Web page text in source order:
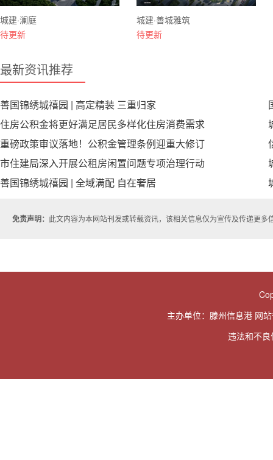
城建·澜庭
待更新
城建·善城雅筑
待更新
最新资讯推荐
善国锦绣城禧园 | 高定精装 三重归家
住房公积金将更好满足居民多样化住房消费需求
重磅政策审议落地！公积金管理条例迎重大修订
市住建局深入开展公租房闲置问题专项治理行动
善国锦绣城禧园 | 全域满配 自在奢居
免责声明： 此文内容为本网站刊发或转载资讯，该相关信息仅为宣传及传递更多
主办单位：滕州信息港 网
违法和不